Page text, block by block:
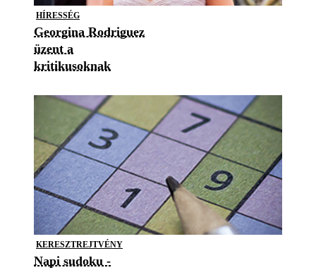
HÍRESSÉG
Georgina Rodriguez
üzent a
kritikusoknak
KERESZTREJTVÉNY
Napi sudoku -